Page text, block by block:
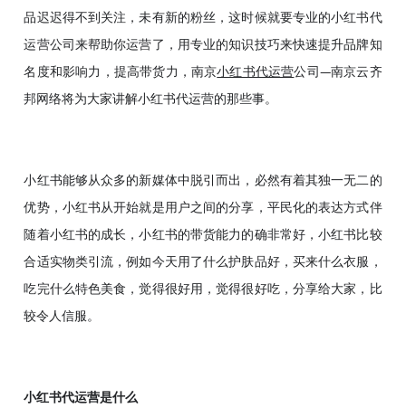
品迟迟得不到关注，未有新的粉丝，这时候就要专业的小红书代
运营公司来帮助你运营了，用专业的知识技巧来快速提升品牌知
名度和影响力，提高带货力，南京小红书代运营公司—南京云齐
邦网络将为大家讲解小红书代运营的那些事。
小红书能够从众多的新媒体中脱引而出，必然有着其独一无二的
优势，小红书从开始就是用户之间的分享，平民化的表达方式伴
随着小红书的成长，小红书的带货能力的确非常好，小红书比较
合适实物类引流，例如今天用了什么护肤品好，买来什么衣服，
吃完什么特色美食，觉得很好用，觉得很好吃，分享给大家，比
较令人信服。
小红书代运营是什么